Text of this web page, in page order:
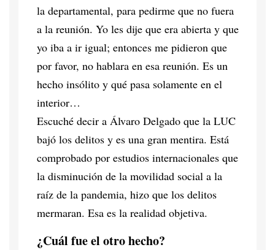
la departamental, para pedirme que no fuera
a la reunión. Yo les dije que era abierta y que
yo iba a ir igual; entonces me pidieron que
por favor, no hablara en esa reunión. Es un
hecho insólito y qué pasa solamente en el
interior…
Escuché decir a Álvaro Delgado que la LUC
bajó los delitos y es una gran mentira. Está
comprobado por estudios internacionales que
la disminución de la movilidad social a la
raíz de la pandemia, hizo que los delitos
mermaran. Esa es la realidad objetiva.
¿Cuál fue el otro hecho?